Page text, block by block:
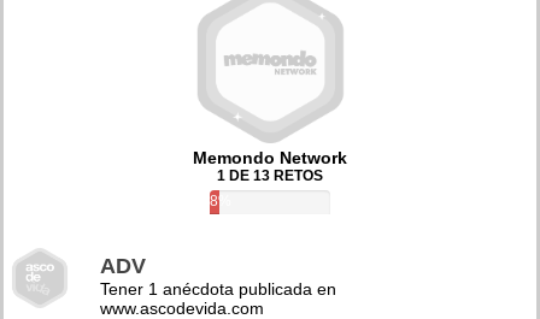
Memondo Network
1 DE 13 RETOS
8%
ADV
Tener 1 anécdota publicada en
www.ascodevida.com